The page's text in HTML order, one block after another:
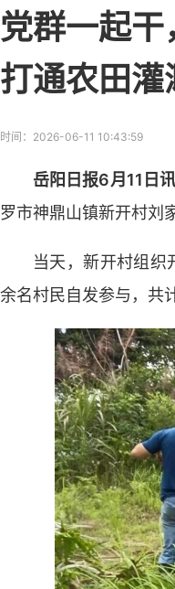
党群一起
打通农田灌
时间： 2026-06-11 10:43:59
岳阳日报6月11日
罗市神鼎山镇新开村刘
当天，新开村组织
余名村民自发参与，共